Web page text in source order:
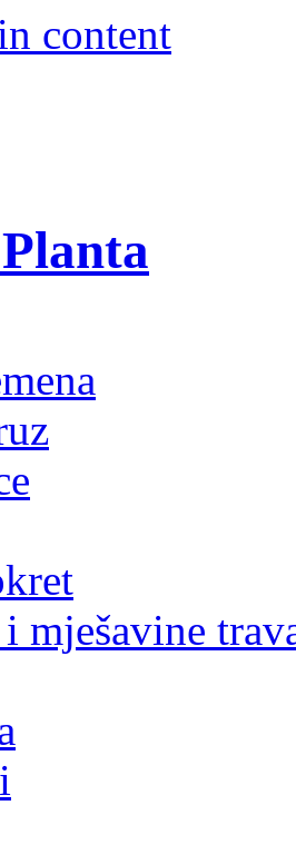
content
mješavine